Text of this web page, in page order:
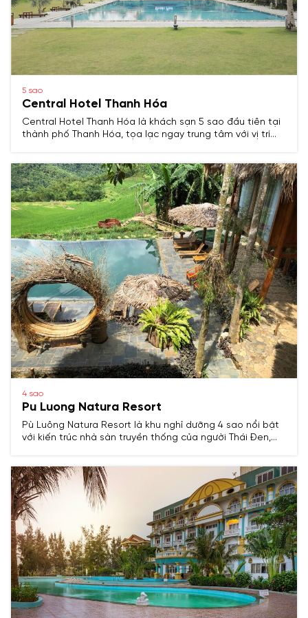
5 sao
Central Hotel Thanh Hóa
Central Hotel Thanh Hóa là khách sạn 5 sao đầu tiên tại
thành phố Thanh Hóa, tọa lạc ngay trung tâm với vị trí
4 sao
Pu Luong Natura Resort
Pù Luông Natura Resort là khu nghỉ dưỡng 4 sao nổi bật
với kiến trúc nhà sàn truyền thống của người Thái Đen,